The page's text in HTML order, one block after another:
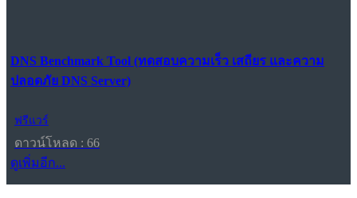
DNS Benchmark Tool (ทดสอบความเร็ว เสถียร และความ
ปลอดภัย DNS Server)
ฟรีแวร์
ดาวน์โหลด : 66
ดูเพิ่มอีก...